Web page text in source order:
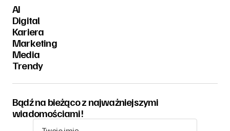
AI
Digital
Kariera
Marketing
Media
Trendy
Bądź na bieżąco z najważniejszymi
wiadomościami!